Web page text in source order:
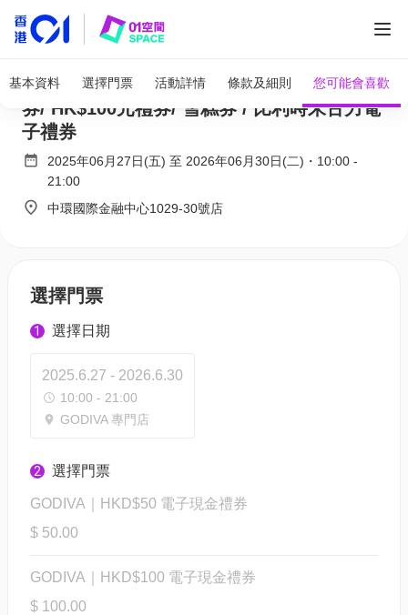
基本資料 選擇門票 活動詳情 條款及細則 您可能會喜歡
GODIVA電子禮券優惠限時9折 | HK$50元禮
券/ HK$100元禮券/ 雪糕券 / 比利時朱古力電
子禮券
2025年06月27日(五) 至 2026年06月30日(二) ・ 10:00 -
21:00
中環國際金融中心1029-30號店
選擇門票
1 選擇日期
2025.6.27 - 2026.6.30
10:00 - 21:00
GODIVA 專門店
2 選擇門票
GODIVA｜HKD$50 電子現金禮券
$ 50.00
GODIVA｜HKD$100 電子現金禮券
$ 100.00